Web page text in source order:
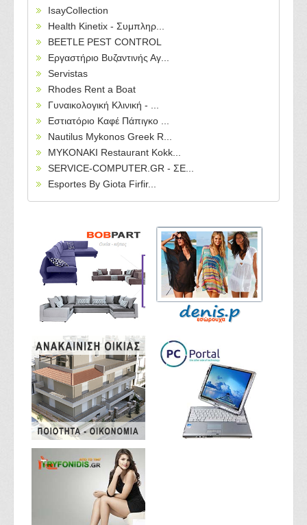
IsayCollection
Health Kinetix - Συμπληρ...
BEETLE PEST CONTROL
Εργαστήριο Βυζαντινής Αγ...
Servistas
Rhodes Rent a Boat
Γυναικολογική Κλινική - ...
Εστιατόριο Καφέ Πάπιγκο ...
Nautilus Mykonos Greek R...
MYKONAKI Restaurant Kokk...
SERVICE-COMPUTER.GR - ΣΕ...
Esportes By Giota Firfir...